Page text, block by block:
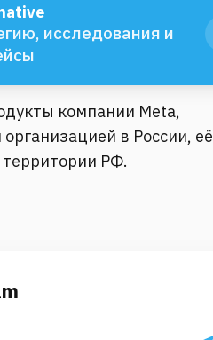
исследования и
компании Meta,
в России, её
РФ.